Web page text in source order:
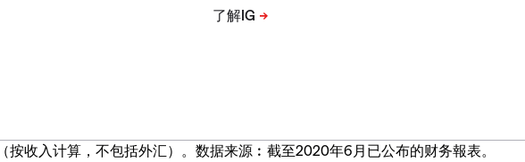
按收入计算，不包括外汇）。数据来源︰截至2020年6月已公布的财务報表。